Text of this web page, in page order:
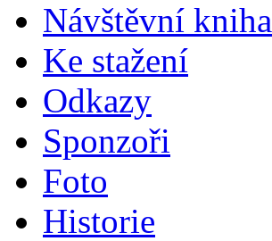
Návštěvní kniha
Ke stažení
Odkazy
Sponzoři
Foto
Historie